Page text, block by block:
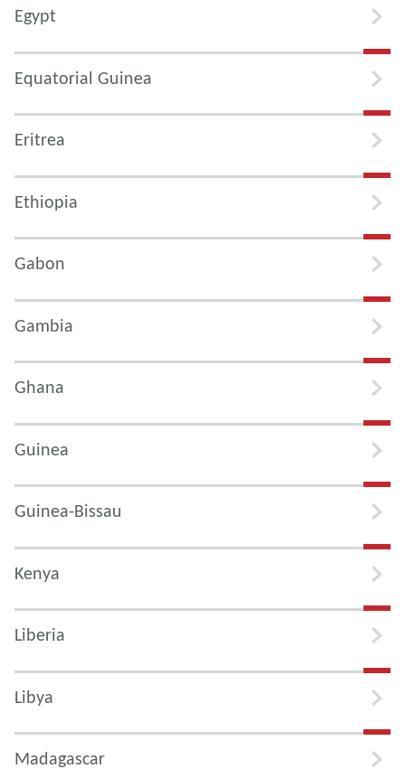
Egypt
Equatorial Guinea
Eritrea
Ethiopia
Gabon
Gambia
Ghana
Guinea
Guinea-Bissau
Kenya
Liberia
Libya
Madagascar